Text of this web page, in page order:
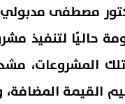
مصطفى
حاليًا لتنفيذ
المشروعات،
القيمة